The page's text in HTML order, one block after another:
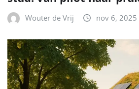
Wouter de Vrij nov 6, 2025